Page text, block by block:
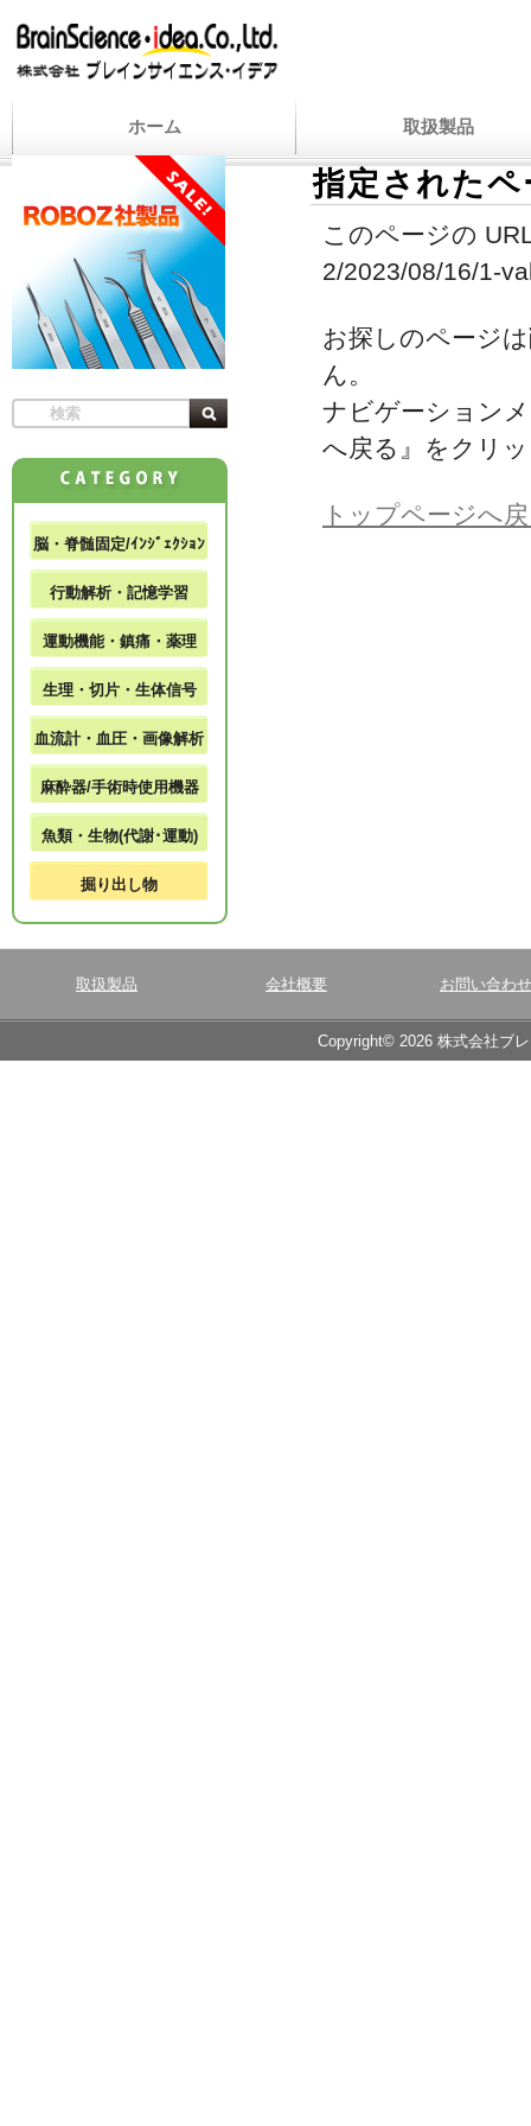
ホーム 取扱製品
指定された
このページの
2/2023/08/16/1-
お探しのページ
ん。
ナビゲーション
へ戻る』をクリ
トップページへ
脳・脊髄固定/ｲﾝｼﾞｪｸｼｮﾝ
行動解析・記憶学習
運動機能・鎮痛・薬理
生理・切片・生体信号
血流計・血圧・画像解析
麻酔器/手術時使用機器
魚類・生物(代謝･運動)
掘り出し物
取扱製品 会社概要 お問い合わせ
Copyright© 2026 株式会社ブ